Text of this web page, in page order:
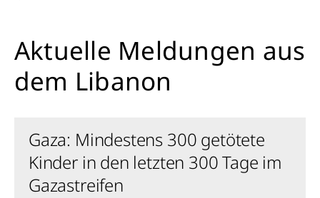
Aktuelle Meldungen aus
dem Libanon
Gaza: Mindestens 300 getötete
Kinder in den letzten 300 Tage im
Gazastreifen